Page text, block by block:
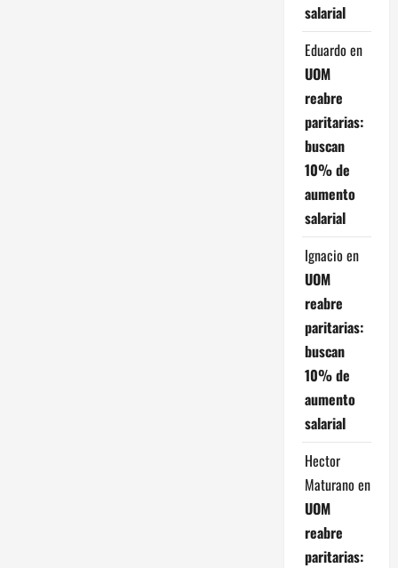
salarial
Eduardo en
UOM
reabre
paritarias:
buscan
10% de
aumento
salarial
Ignacio en
UOM
reabre
paritarias:
buscan
10% de
aumento
salarial
Hector
Maturano en
UOM
reabre
paritarias: